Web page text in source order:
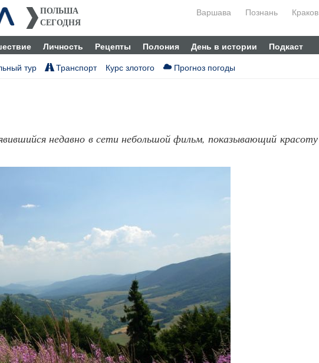
ПОЛЬША
СЕГОДНЯ
Варшава Познань Краков
Личность Рецепты Полония День в истории
Подкаст
тур Транспорт Курс злотого Прогноз погоды
недавно в сети небольшой фильм, показывающий красоту